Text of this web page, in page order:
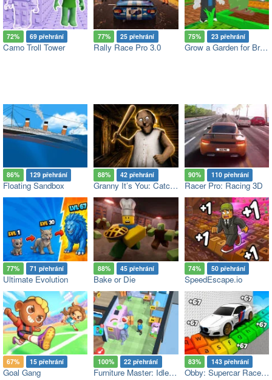
72% 69 přehrání
Camo Troll Tower
77% 25 přehrání
Rally Race Pro 3.0
75% 23 přehrání
Grow a Garden for Brainrots
86% 129 přehrání
Floating Sandbox
88% 42 přehrání
Granny It’s You: Catch the Prisoner
90% 110 přehrání
Racer Pro: Racing 3D
77% 71 přehrání
Ultimate Evolution
88% 45 přehrání
Bake or Die
74% 50 přehrání
SpeedEscape.io
67% 15 přehrání
Goal Gang
100% 22 přehrání
Furniture Master: Idle Tycoon
83% 143 přehrání
Obby: Supercar Race on a Giant Keyboard